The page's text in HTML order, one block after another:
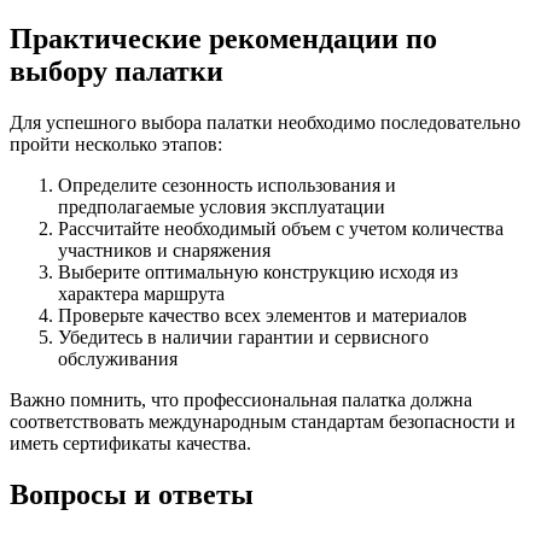
Практические рекомендации по
выбору палатки
Для успешного выбора палатки необходимо последовательно
пройти несколько этапов:
Определите сезонность использования и
предполагаемые условия эксплуатации
Рассчитайте необходимый объем с учетом количества
участников и снаряжения
Выберите оптимальную конструкцию исходя из
характера маршрута
Проверьте качество всех элементов и материалов
Убедитесь в наличии гарантии и сервисного
обслуживания
Важно помнить, что профессиональная палатка должна
соответствовать международным стандартам безопасности и
иметь сертификаты качества.
Вопросы и ответы